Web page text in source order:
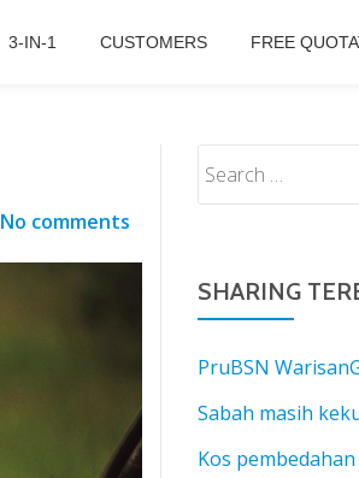
3-IN-1 CUSTOMERS FREE
No comments
SHARING
PruBSN
Sabah masih
Kos